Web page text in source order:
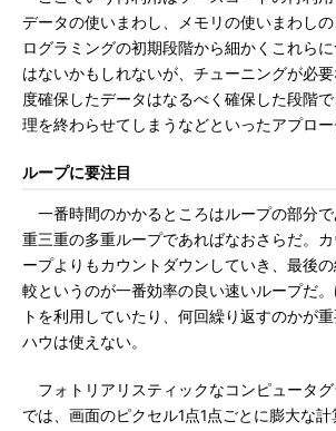
データの使いまわし、メモリの使いまわし
ログラミングの初期段階から細かくこれら
はないかもしれないが、チューニングが必
度確保したデータはなるべく確保した段階
理を終わらせてしまうなどといったアプロー
ループに要注目
一番時間のかかるところはループの部分
重三重の多重ループであればなおさらだ。
ープよりもカウントダウンしていき、最後
較というのが一番効率の良い速いループだ
トを利用していたり、何回繰り返すのかが
ハウは使えない。
フォトリアリスティックなコンピュータ
では、画面のピクセル1点1点ごとに膨大な